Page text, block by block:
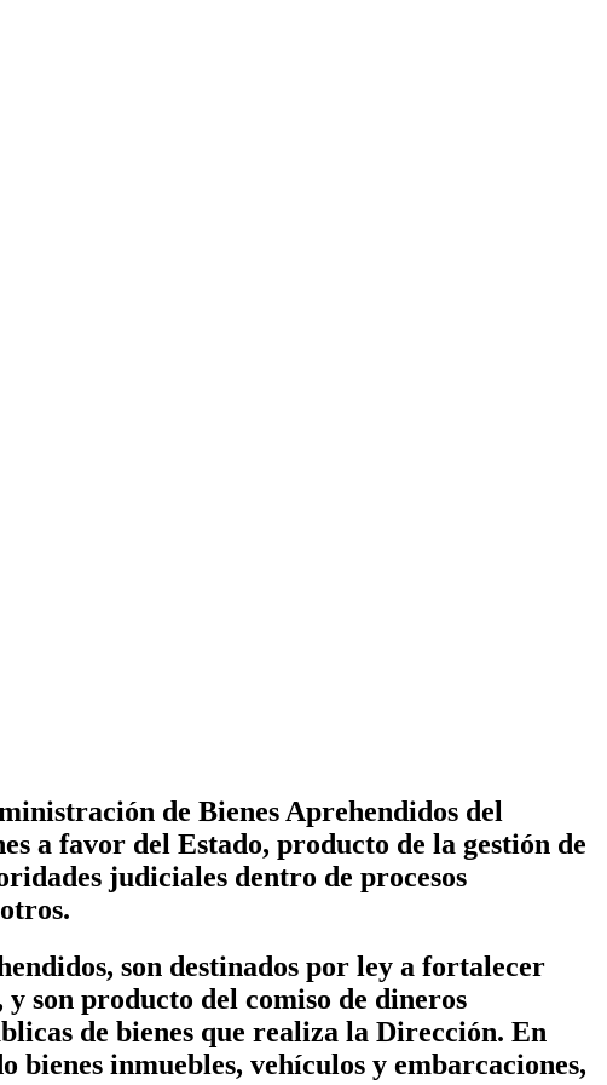
de Bienes Aprehendidos del
a favor del Estado, producto de la gestión de
judiciales dentro de procesos
son destinados por ley a fortalecer
son producto del comiso de dineros
de bienes que realiza la Dirección. En
bienes inmuebles, vehículos y embarcaciones,